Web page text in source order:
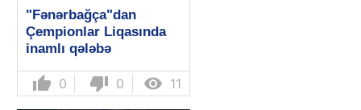
"Fənərbağça"dan
Çempionlar Liqasında
inamlı qələbə
thumb_up 0 thumb_down 0  11